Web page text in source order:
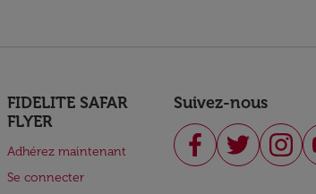
FIDELITE SAFAR
FLYER
Adhérez maintenant
Se connecter
Suivez-nous